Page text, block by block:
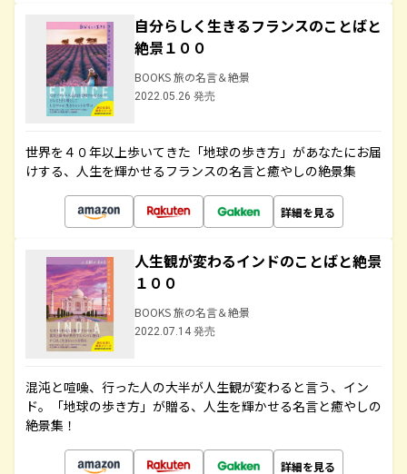
自分らしく生きるフランスのことばと
絶景１００
BOOKS 旅の名言＆絶景
2022.05.26 発売
世界を４０年以上歩いてきた「地球の歩き方」があなたにお届
けする、人生を輝かせるフランスの名言と癒やしの絶景集
詳細を見る
人生観が変わるインドのことばと絶景
１００
BOOKS 旅の名言＆絶景
2022.07.14 発売
混沌と喧噪、行った人の大半が人生観が変わると言う、イン
ド。「地球の歩き方」が贈る、人生を輝かせる名言と癒やしの
絶景集！
詳細を見る